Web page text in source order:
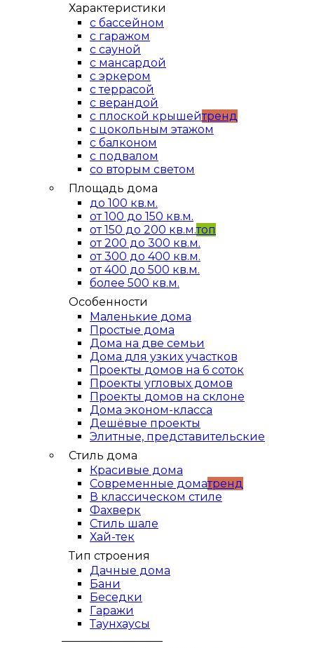
Характеристики
с бассейном
с гаражом
с сауной
с мансардой
с эркером
с террасой
с верандой
с плоской крышейтренд
с цокольным этажом
с балконом
с подвалом
со вторым светом
Площадь дома
до 100 кв.м.
от 100 до 150 кв.м.
от 150 до 200 кв.м.топ
от 200 до 300 кв.м.
от 300 до 400 кв.м.
от 400 до 500 кв.м.
более 500 кв.м.
Особенности
Маленькие дома
Простые дома
Дома на две семьи
Дома для узких участков
Проекты домов на 6 соток
Проекты угловых домов
Проекты домов на склоне
Дома эконом-класса
Дешёвые проекты
Элитные, представительские
Стиль дома
Красивые дома
Современные доматренд
В классическом стиле
Фахверк
Стиль шале
Хай-тек
Тип строения
Дачные дома
Бани
Беседки
Гаражи
Таунхаусы